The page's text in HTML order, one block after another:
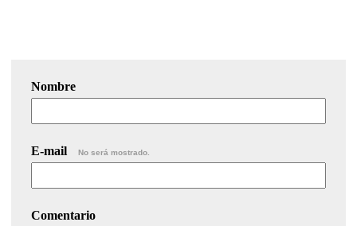
Nombre
E-mail No será mostrado.
Comentario